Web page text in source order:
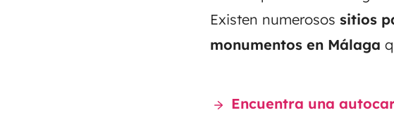
Existen numerosos sitios
monumentos en Málaga
Encuentra una